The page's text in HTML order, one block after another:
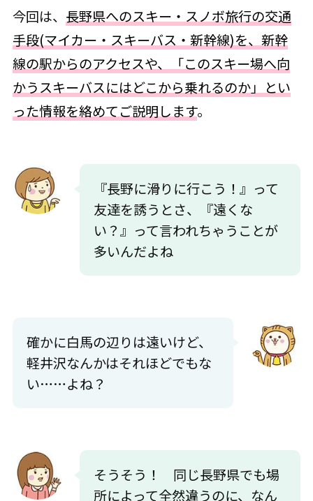
今回は、 長野県へのスキー・スノボ旅行の交通
手段(マイカー・スキーバス・新幹線)を、新幹
線の駅からのアクセスや、「このスキー場へ向
かうスキーバスにはどこから乗れるのか」とい
った情報を絡めてご説明します。
『長野に滑りに行こう！』って
友達を誘うとさ、『遠くな
い？』って言われちゃうことが
多いんだよね
確かに白馬の辺りは遠いけど、
軽井沢なんかはそれほどでもな
い……よね？
そうそう！ 同じ長野県でも場
所によって全然違うのに、なん